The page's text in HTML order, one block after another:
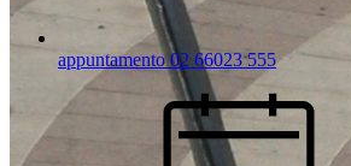
appuntamento 02 66023 555